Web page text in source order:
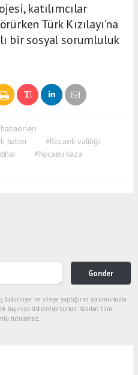
katılımcılar
Türk Kızılayı’na
bir sosyal sorumluluk
haber
#Kocaeli valiliği
#Kocaeli kaza
Gonder
bulunuyor ve siteye yaptığınız yorumunuzla
başınıza üstleniyorsunuz. Yazılan tüm
tutulamaz.